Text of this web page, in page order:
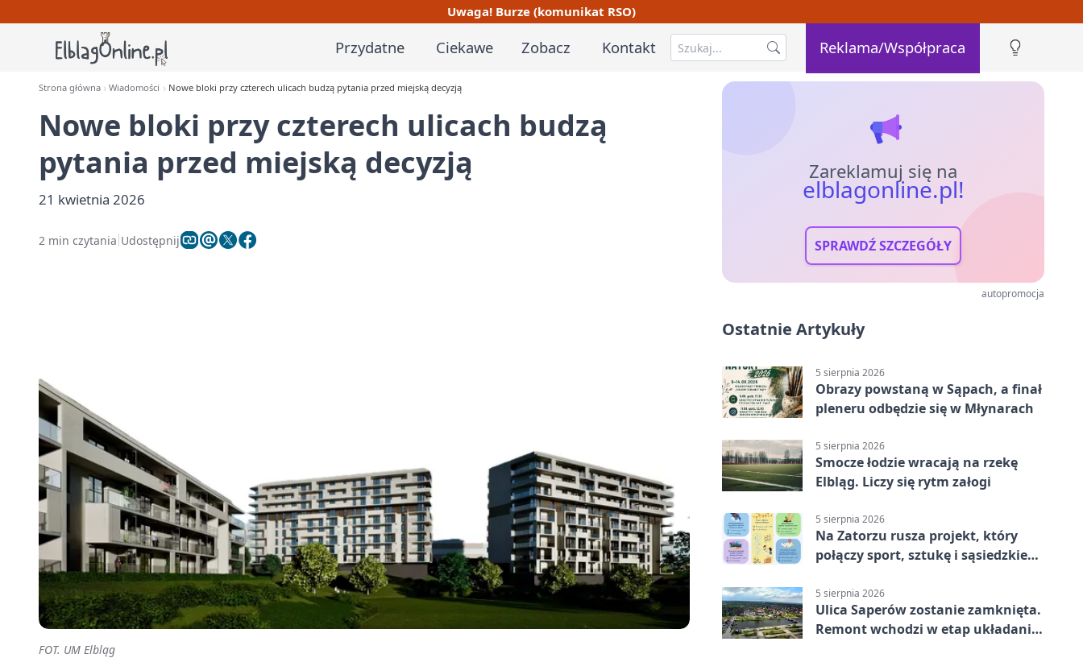
Uwaga! Burze (komunikat RSO)
Przydatne Ciekawe Zobacz Kontakt Reklama/Współpraca
Strona główna Wiadomości Nowe bloki przy czterech ulicach budzą pytania przed miejską decyzją
Nowe bloki przy czterech ulicach budzą
pytania przed miejską decyzją
21 kwietnia 2026
2 min czytania Udostępnij
FOT. UM Elbląg
Zareklamuj się na
elblagonline.pl!
SPRAWDŹ SZCZEGÓŁY
autopromocja
Ostatnie Artykuły
5 sierpnia 2026
Obrazy powstaną w Sąpach, a finał
pleneru odbędzie się w Młynarach
5 sierpnia 2026
Smocze łodzie wracają na rzekę
Elbląg. Liczy się rytm załogi
5 sierpnia 2026
Na Zatorzu rusza projekt, który
połączy sport, sztukę i sąsiedzkie
5 sierpnia 2026
Ulica Saperów zostanie zamknięta.
Remont wchodzi w etap układania